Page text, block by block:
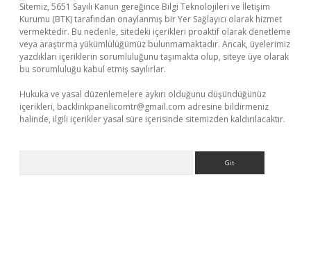
Sitemiz, 5651 Sayılı Kanun gereğince Bilgi Teknolojileri ve İletişim
Kurumu (BTK) tarafından onaylanmış bir Yer Sağlayıcı olarak hizmet
vermektedir. Bu nedenle, sitedeki içerikleri proaktif olarak denetleme
veya araştırma yükümlülüğümüz bulunmamaktadır. Ancak, üyelerimiz
yazdıkları içeriklerin sorumluluğunu taşımakta olup, siteye üye olarak
bu sorumluluğu kabul etmiş sayılırlar.
Hukuka ve yasal düzenlemelere aykırı olduğunu düşündüğünüz
içerikleri, backlinkpanelicomtr@gmail.com adresine bildirmeniz
halinde, ilgili içerikler yasal süre içerisinde sitemizden kaldırılacaktır.